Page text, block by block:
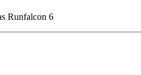
Runfalcon 6